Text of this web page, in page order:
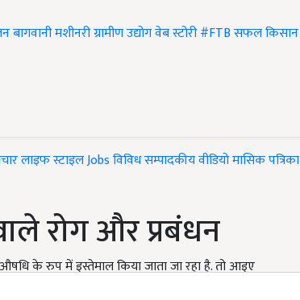
बागवानीमशीनरीग्रामीण उद्योगवेब स्टोरी#FTBसफल किसान
लाइफ स्टाइलJobsविविधसम्पादकीयवीडियोमासिक पत्रिका
रोग और प्रबंधन
के रुप में इस्तेमाल किया जाता जा रहा है. तो आइए